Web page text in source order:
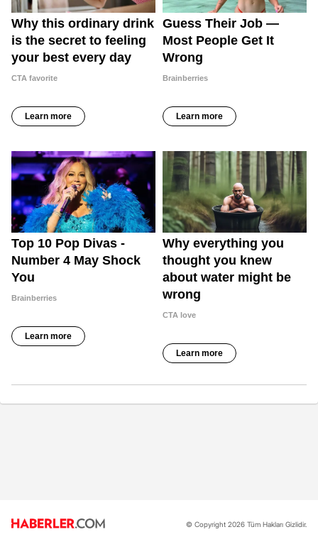
© Copyright 2026 Tüm Hakları Gizlidir.